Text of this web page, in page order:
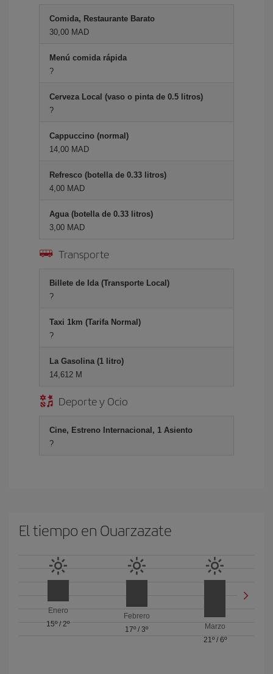
Comida, Restaurante Barato
30,00 MAD
Menú comida rápida
?
Cerveza Local (vaso o pinta de 0.5 litros)
?
Cappuccino (normal)
14,00 MAD
Refresco (botella de 0.33 litros)
4,00 MAD
Agua (botella de 0.33 litros)
3,00 MAD
Transporte
Billete de Ida (Transporte Local)
?
Taxi 1km (Tarifa Normal)
?
La Gasolina (1 litro)
14,612 M
Deporte y Ocio
Cine, Estreno Internacional, 1 Asiento
?
El tiempo en Ouarzazate
Enero
15º/2º
Febrero
17º / 3º
Marzo
21º/ 6º